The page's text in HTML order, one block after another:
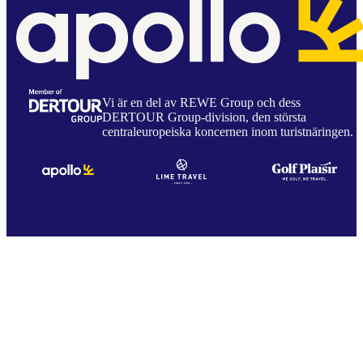
Vi är en del av REWE Group och dess
DERTOUR Group-division, den största
centraleuropeiska koncernen inom turistnäringen.